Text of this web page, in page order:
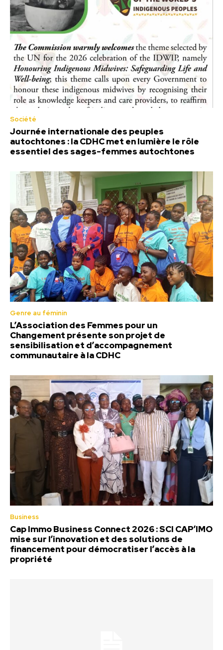
Société
Journée internationale des peuples
autochtones : la CDHC met en lumière le rôle
essentiel des sages-femmes autochtones
Genre au féminin
L’Association des Femmes pour un
Changement présente son projet de
sensibilisation et d’accompagnement
communautaire à la CDHC
Business
Cap Immo Business Connect 2026 : SCI CAP’IMO
mise sur l’innovation et des solutions de
financement pour démocratiser l’accès à la
propriété